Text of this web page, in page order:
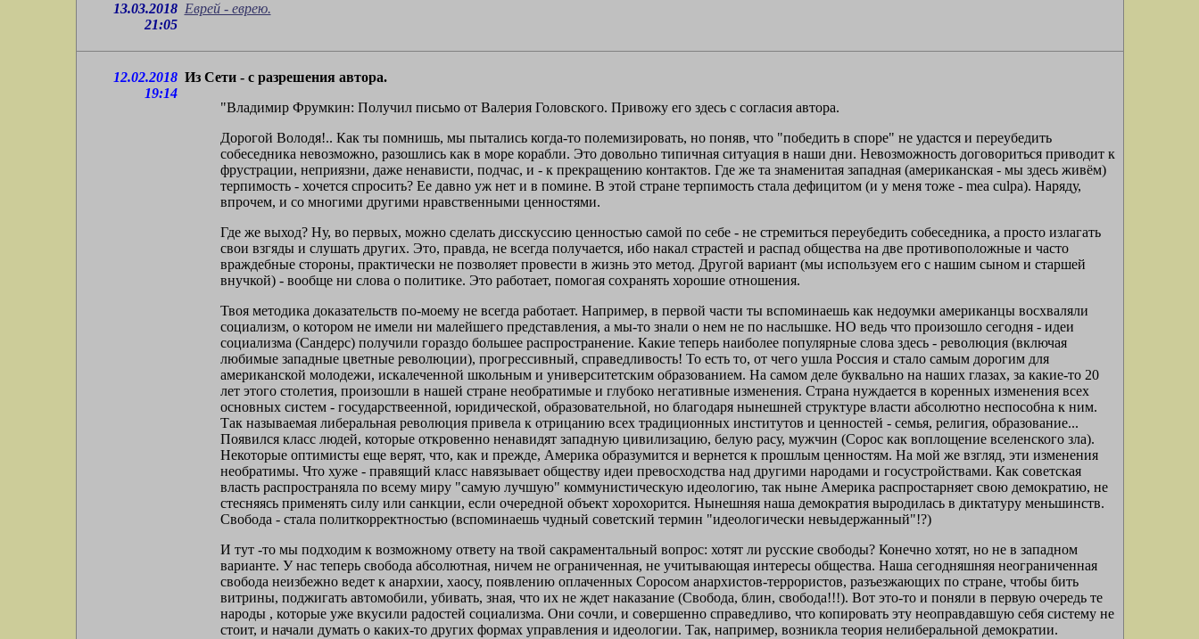
13.03.2018
21:05
Еврей - еврею.
12.02.2018
19:14
Из Сети - с разрешения автора.
"Владимир Фрумкин: Получил письмо от Валерия Головского. Привожу его здесь с согласия автора.
Дорогой Володя!.. Как ты помнишь, мы пытались когда-то полемизировать, но поняв, что "победить в споре" не удастся и переубедить
собеседника невозможно, разошлись как в море корабли. Это довольно типичная ситуация в наши дни. Невозможность договориться приводит к
фрустрации, неприязни, даже ненависти, подчас, и - к прекращению контактов. Где же та знаменитая западная (американская - мы здесь живём)
терпимость - хочется спросить? Ее давно уж нет и в помине. В этой стране терпимость стала дефицитом (и у меня тоже - mea culpa). Наряду,
впрочем, и со многими другими нравственными ценностями.
Где же выход? Ну, во первых, можно сделать дисскуссию ценностью самой по себе - не стремиться переубедить собеседника, а просто излагать
свои взгяды и слушать других. Это, правда, не всегда получается, ибо накал страстей и распад общества на две противоположные и часто
враждебные стороны, практически не позволяет провести в жизнь это метод. Другой вариант (мы используем его с нашим сыном и старшей
внучкой) - вообще ни слова о политике. Это работает, помогая сохранять хорошие отношения.
Твоя методика доказательств по-моему не всегда работает. Например, в первой части ты вспоминаешь как недоумки американцы восхваляли
социализм, о котором не имели ни малейшего представления, а мы-то знали о нем не по наслышке. НО ведь что произошло сегодня - идеи
социализма (Сандерс) получили гораздо большее распространение. Какие теперь наиболее популярные слова здесь - революция (включая
любимые западные цветные революции), прогрессивный, справедливость! То есть то, от чего ушла Россия и стало самым дорогим для
американской молодежи, искалеченной школьным и университетским образованием. На самом деле буквально на наших глазах, за какие-то 20
лет этого столетия, произошли в нашей стране необратимые и глубоко негативные изменения. Страна нуждается в коренных изменения всех
основных систем - государствеенной, юридической, образовательной, но благодаря нынешней структуре власти абсолютно неспособна к ним.
Так называемая либеральная революция привела к отрицанию всех традиционных институтов и ценностей - семья, религия, образование...
Появился класс людей, которые откровенно ненавидят западную цивилизацию, белую расу, мужчин (Сорос как воплощение вселенского зла).
Некоторые оптимисты еще верят, что, как и прежде, Америка образумится и вернется к прошлым ценностям. На мой же взгляд, эти изменения
необратимы. Что хуже - правящий класс навязывает обществу идеи превосходства над другими народами и госустройствами. Как советская
власть распространяла по всему миру "самую лучшую" коммунистическую идеологию, так ныне Америка распростарняет свою демократию, не
стесняясь применять силу или санкции, если очередной объект хорохорится. Нынешняя наша демократия выродилась в диктатуру меньшинств.
Свобода - стала политкорректностью (вспоминаешь чудный советский термин "идеологически невыдержанный"!?)
И тут -то мы подходим к возможному ответу на твой сакраментальный вопрос: хотят ли русские свободы? Конечно хотят, но не в западном
варианте. У нас теперь свобода абсолютная, ничем не ограниченная, не учитывающая интересы общества. Наша сегодняшняя неограниченная
свобода неизбежно ведет к анархии, хаосу, появлению оплаченных Соросом анархистов-террористов, разъезжающих по стране, чтобы бить
витрины, поджигать автомобили, убивать, зная, что их не ждет наказание (Свобода, блин, свобода!!!). Вот это-то и поняли в первую очередь те
народы , которые уже вкусили радостей социализма. Они сочли, и совершенно справедливо, что копировать эту неоправдавшую себя систему не
стоит, и начали думать о каких-то других формах управления и идеологии. Так, например, возникла теория нелиберальной демократии.